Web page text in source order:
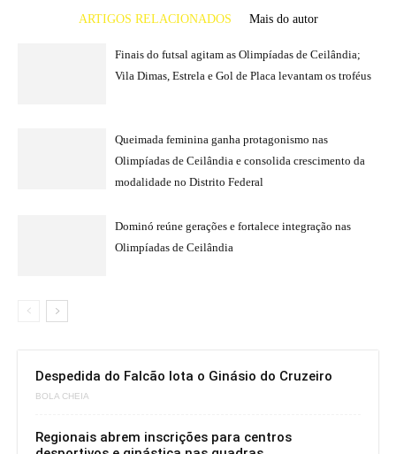
ARTIGOS RELACIONADOS Mais do autor
Finais do futsal agitam as Olimpíadas de Ceilândia;
Vila Dimas, Estrela e Gol de Placa levantam os troféus
Queimada feminina ganha protagonismo nas
Olimpíadas de Ceilândia e consolida crescimento da
modalidade no Distrito Federal
Dominó reúne gerações e fortalece integração nas
Olimpíadas de Ceilândia
Despedida do Falcão lota o Ginásio do Cruzeiro
BOLA CHEIA
Regionais abrem inscrições para centros